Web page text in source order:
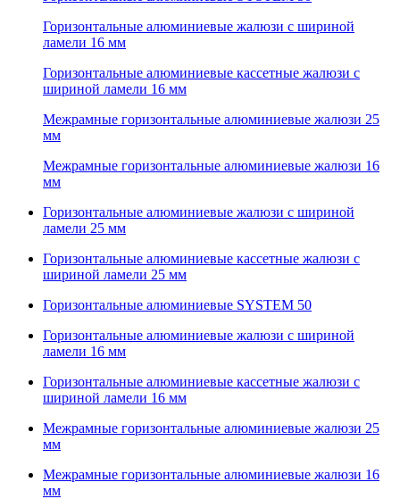
Горизонтальные алюминиевые жалюзи с шириной
ламели 16 мм
Горизонтальные алюминиевые кассетные жалюзи с
шириной ламели 16 мм
Межрамные горизонтальные алюминиевые жалюзи 25
мм
Межрамные горизонтальные алюминиевые жалюзи 16
мм
Горизонтальные алюминиевые жалюзи с шириной
ламели 25 мм
Горизонтальные алюминиевые кассетные жалюзи с
шириной ламели 25 мм
Горизонтальные алюминиевые SYSTEM 50
Горизонтальные алюминиевые жалюзи с шириной
ламели 16 мм
Горизонтальные алюминиевые кассетные жалюзи с
шириной ламели 16 мм
Межрамные горизонтальные алюминиевые жалюзи 25
мм
Межрамные горизонтальные алюминиевые жалюзи 16
мм